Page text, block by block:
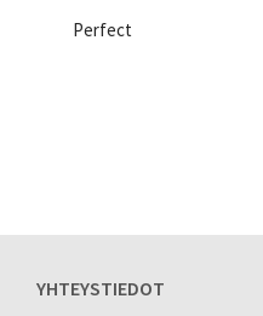
Perfect
YHTEYSTIEDOT